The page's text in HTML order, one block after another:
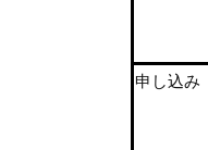
申し込み